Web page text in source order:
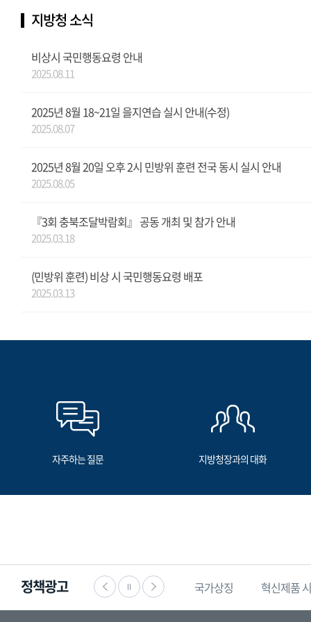
지방청 소식
비상시 국민행동요령 안내
2025.08.11
2025년 8월 18~21일 을지연습 실시 안내(수정)
2025.08.07
2025년 8월 20일 오후 2시 민방위 훈련 전국 동시 실시 안내
2025.08.05
『3회 충북조달박람회』 공동 개최 및 참가 안내
2025.03.18
(민방위 훈련) 비상 시 국민행동요령 배포
2025.03.13
자주하는 질문 지방청장과의 대화
정책광고
익신고 찾기쉬운 생활법령정보 국가상징 혁신제품